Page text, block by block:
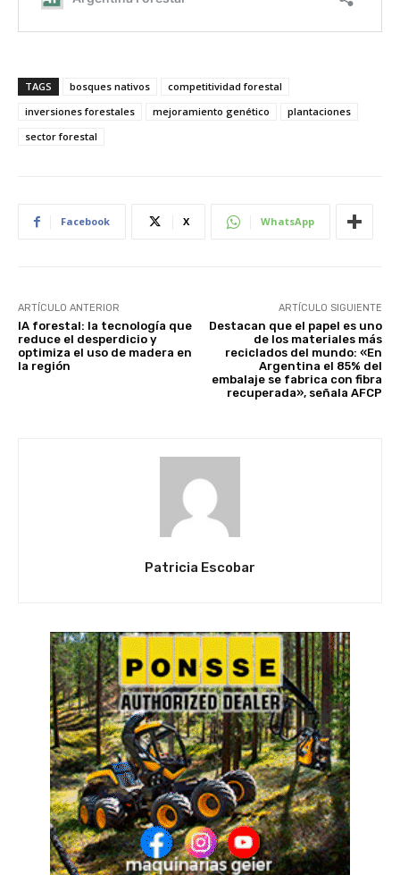
TAGS bosques nativos
competitividad forestal
inversiones forestales
mejoramiento genético
plantaciones
sector forestal
Facebook X WhatsApp
ARTÍCULO ANTERIOR
IA forestal: la tecnología que
reduce el desperdicio y
optimiza el uso de madera en
la región
ARTÍCULO SIGUIENTE
Destacan que el papel es uno
de los materiales más
reciclados del mundo: «En
Argentina el 85% del
embalaje se fabrica con fibra
recuperada», señala AFCP
Patricia Escobar